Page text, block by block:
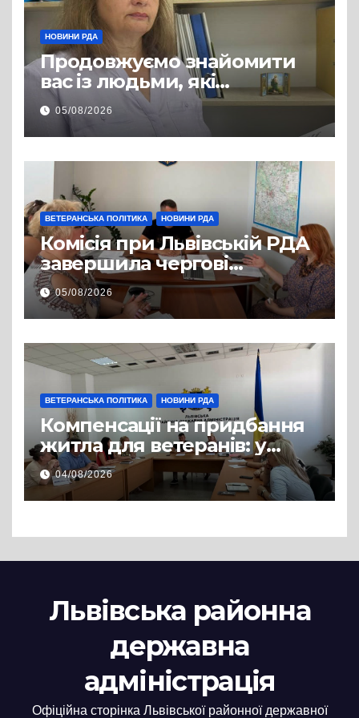
НОВИНИ РДА
Продовжуємо знайомити
вас із людьми, які
допомагають нашим
захисникам і захисницям
повертатися до цивільного
життя
05/08/2026
ВЕТЕРАНСЬКА ПОЛІТИКА НОВИНИ РДА
Комісія при Львівській РДА
завершила чергові
співбесіди та
рекомендувала кандидатів
на посади фахівців із
супроводу
05/08/2026
ВЕТЕРАНСЬКА ПОЛІТИКА НОВИНИ РДА
Компенсації на придбання
житла для ветеранів: у
Львівській РДА розглянули
нові заяви
04/08/2026
Львівська районна
державна
адміністрація
Офіційна сторінка Львівської районної державної